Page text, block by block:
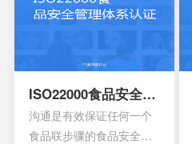
对一些不容许出现的风险
的计划，定期检查评估职
业安全的计划或者是规
定。另外还需要有效创建
包含一系列因素的管理体
ISO22000食品安全管理体系认证
沟通是有效保证任何一个
食品联步骤的食品安全危